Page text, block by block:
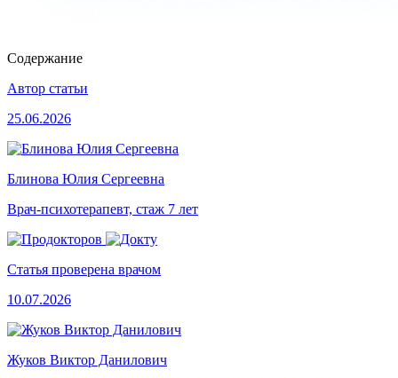
Содержание
Автор статьи
25.06.2026
Блинова Юлия Сергеевна
Врач-психотерапевт, стаж 7 лет
Статья проверена врачом
10.07.2026
Жуков Виктор Данилович